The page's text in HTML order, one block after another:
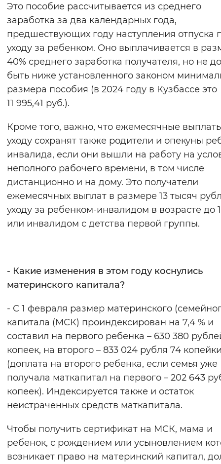
Это пособие рассчитывается из среднего
заработка за два календарных года,
предшествующих году наступления отпуска
уходу за ребенком. Оно выплачивается в
40% среднего заработка получателя, но не
быть ниже установленного законом
размера пособия (в 2024 году в Кузбассе это
11 995,41 руб.).
Кроме того, важно, что ежемесячные
уходу сохранят также родители и опекуны
инвалида, если они вышли на работу на
неполного рабочего времени, в том числе
дистанционно и на дому. Это получатели
ежемесячных выплат в размере 13 тысяч
уходу за ребенком-инвалидом в возрасте до
или инвалидом с детства первой группы.
- Какие изменения в этом году коснулись
материнского капитала?
- С 1 февраля размер материнского
капитала (МСК) проиндексирован на 7,4 % и
составил на первого ребенка – 630 380
копеек, на второго – 833 024 рубля 74
(доплата на второго ребенка, если семья уже
получала маткапитал на первого – 202 643
копеек). Индексируется также и остаток
неистраченных средств маткапитала.
Чтобы получить сертификат на МСК, мама и
ребенок, с рождением или усыновлением
возникает право на материнский капитал,